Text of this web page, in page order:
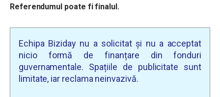
Referendumul poate fi finalul.
Echipa Biziday nu a solicitat și nu a acceptat
nicio formă de finanțare din fonduri
guvernamentale. Spațiile de publicitate sunt
limitate, iar reclama neinvazivă.